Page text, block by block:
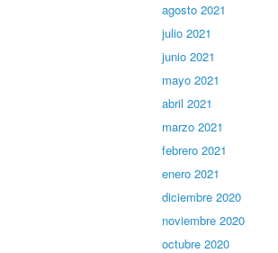
agosto 2021
julio 2021
junio 2021
mayo 2021
abril 2021
marzo 2021
febrero 2021
enero 2021
diciembre 2020
noviembre 2020
octubre 2020